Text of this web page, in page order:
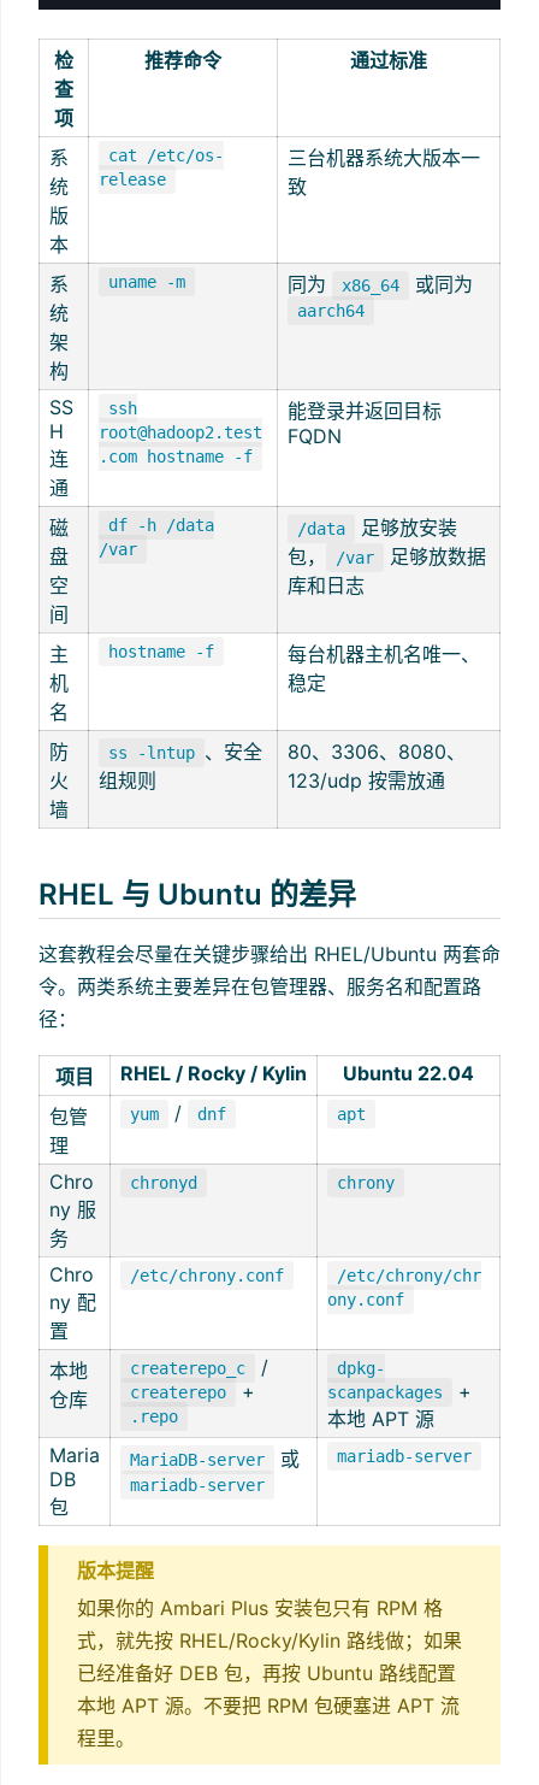
检
查
项
推荐命令 通过标准
系
统
版
本
cat /etc/os-
release
三台机器系统大版本一
致
系
统
架
构
uname -m 同为 x86_64 或同为
aarch64
SS
H
连
通
ssh
root@hadoop2.test
.com hostname -f
能登录并返回目标
FQDN
磁
盘
空
间
df -h /data
/var
/data
足够放安装
包，
/var
足够放数据
库和日志
主
机
名
hostname -f
每台机器主机名唯一、
稳定
防
火
墙
ss -lntup 、安全
组规则
80、3306、8080、
123/udp 按需放通
RHEL 与 Ubuntu 的差异
这套教程会尽量在关键步骤给出 RHEL/Ubuntu 两套命
令。两类系统主要差异在包管理器、服务名和配置路
径：
项目 RHEL / Rocky / Kylin
Ubuntu 22.04
包管
理
yum / dnf apt
Chro
ny 服
务
chronyd chrony
Chro
ny 配
置
/etc/chrony.conf
/etc/chrony/chr
ony.conf
本地
仓库
createrepo_c /
createrepo +
.repo
dpkg-
scanpackages
+
本地 APT 源
Maria
DB
包
MariaDB-server 或
mariadb-server
mariadb-server
版本提醒
如果你的 Ambari Plus 安装包只有 RPM 格
式，就先按 RHEL/Rocky/Kylin 路线做；如果
已经准备好 DEB 包，再按 Ubuntu 路线配置
本地 APT 源。不要把 RPM 包硬塞进 APT 流
程里。